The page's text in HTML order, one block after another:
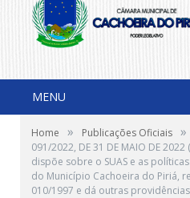
MENU
Home » Publicações Oficiais »
091/2022, DE 31 DE MAIO DE
dispõe sobre o SUAS e as
do Município Cachoeira do Piriá,
010/1997 e dá outras